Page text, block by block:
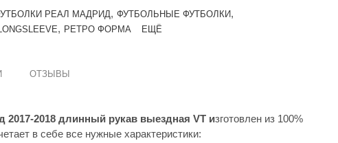
РЕАЛ МАДРИД, ФУТБОЛЬНЫЕ ФУТБОЛКИ,
, РЕТРО ФОРМА ЕЩЁ
ОТЗЫВЫ
2018 длинный рукав выездная VT изготовлен из 100%
в себе все нужные характеристики: